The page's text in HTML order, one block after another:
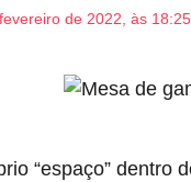
de 2022, às
“espaço” dentro